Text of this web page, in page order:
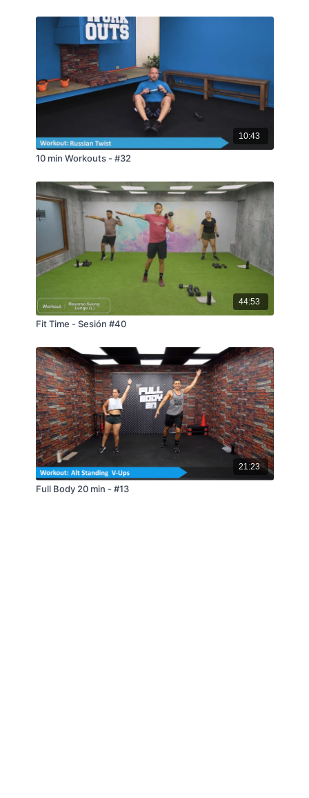
10:43
10 min Workouts - #32
44:53
Fit Time - Sesión #40
21:23
Full Body 20 min - #13